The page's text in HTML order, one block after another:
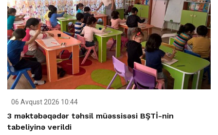
06 Avqust 2026 10:44
3 məktəbəqədər təhsil müəssisəsi BŞTİ-nin
tabeliyinə verildi